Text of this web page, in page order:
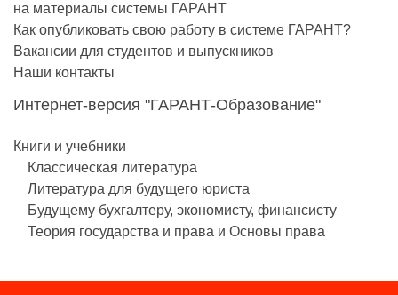
на материалы системы ГАРАНТ
Как опубликовать свою работу в системе ГАРАНТ?
Вакансии для студентов и выпускников
Наши контакты
Интернет-версия "ГАРАНТ-Образование"
Книги и учебники
Классическая литература
Литература для будущего юриста
Будущему бухгалтеру, экономисту, финансисту
Теория государства и права и Основы права